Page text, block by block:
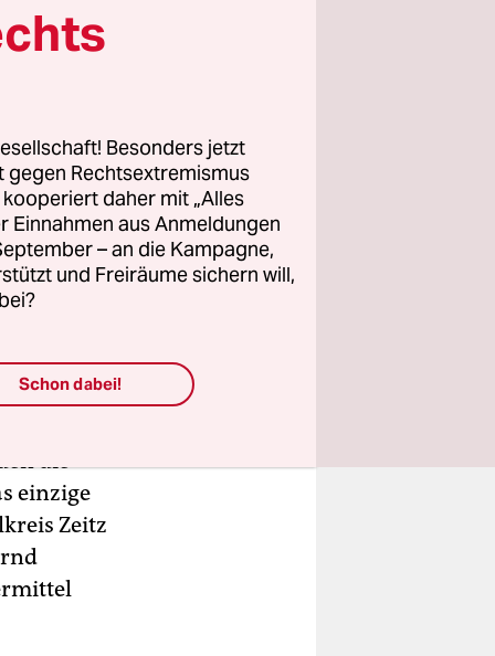
Bund
zur
deutlich
die
einzige
Zeitz
Besonders jetzt
gegen Rechtsextremismus
daher mit „Alles
Einnahmen aus Anmeldungen
– an die Kampagne,
und Freiräume sichern will,
Schon dabei!